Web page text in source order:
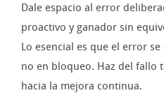
Dale espacio al error
proactivo y ganador sin
Lo esencial es que el error
no en bloqueo. Haz del fallo
hacia la mejora continua.